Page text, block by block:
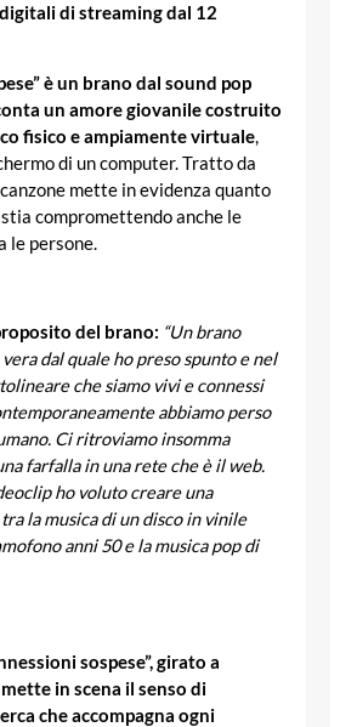
di streaming dal 12
è un brano dal sound pop
un amore giovanile costruito
fisico e ampiamente virtuale,
di un computer. Tratto da
mette in evidenza quanto
compromettendo anche le
le persone.
del brano: “Un brano
dal quale ho preso spunto e nel
che siamo vivi e connessi
abbiamo perso
Ci ritroviamo insomma
farfalla in una rete che è il web.
ho voluto creare una
la musica di un disco in vinile
anni 50 e la musica pop di
sospese”, girato a
in scena il senso di
che accompagna ogni